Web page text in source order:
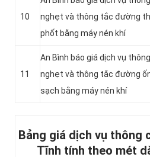
10
nghẹt và thông tắc đường
phốt bằng máy nén khí
11
An Bình báo giá dịch vụ
nghẹt và thông tắc đường
sạch bằng máy nén khí
Bảng giá dịch vụ thông
Tĩnh tính theo mét